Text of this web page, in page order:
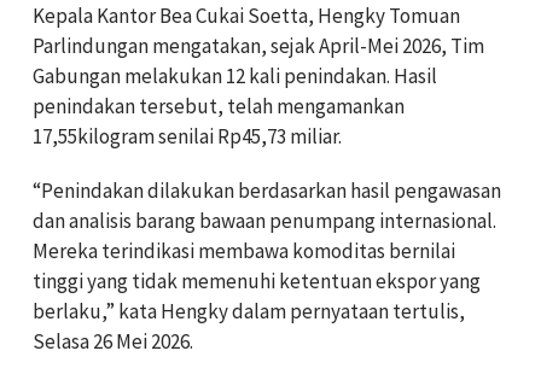
Kepala Kantor Bea Cukai Soetta, Hengky Tomuan
Parlindungan mengatakan, sejak April-Mei 2026, Tim
Gabungan melakukan 12 kali penindakan. Hasil
penindakan tersebut, telah mengamankan
17,55kilogram senilai Rp45,73 miliar.
“Penindakan dilakukan berdasarkan hasil pengawasan
dan analisis barang bawaan penumpang internasional.
Mereka terindikasi membawa komoditas bernilai
tinggi yang tidak memenuhi ketentuan ekspor yang
berlaku,” kata Hengky dalam pernyataan tertulis,
Selasa 26 Mei 2026.